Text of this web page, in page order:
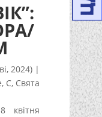
2024) |
, С, Свята
квітня